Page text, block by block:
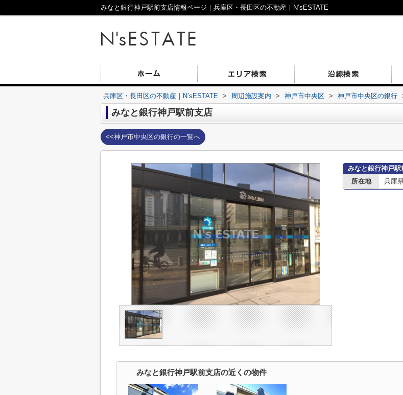
みなと銀行神戸駅前支店情報ページ｜兵庫区・長田区の不動産｜N’sESTATE
兵庫区・長田区の不動産｜N’sESTATE > 周辺施設案内 > 神戸市中央区 > 神戸市中央区の銀行
みなと銀行神戸駅前支店
<<神戸市中央区の銀行の一覧へ
みなと銀行神戸
所在地
兵庫
みなと銀行神戸駅前支店の近くの物件